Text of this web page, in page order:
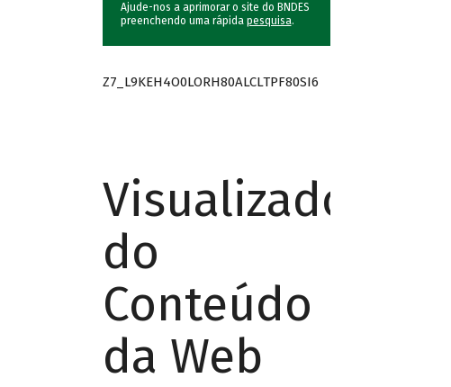
Ajude-nos a aprimorar o site do BNDES
preenchendo uma rápida pesquisa.
Z7_L9KEH4O0LORH80ALCLTPF80SI6
Visualizador
do
Conteúdo
da Web